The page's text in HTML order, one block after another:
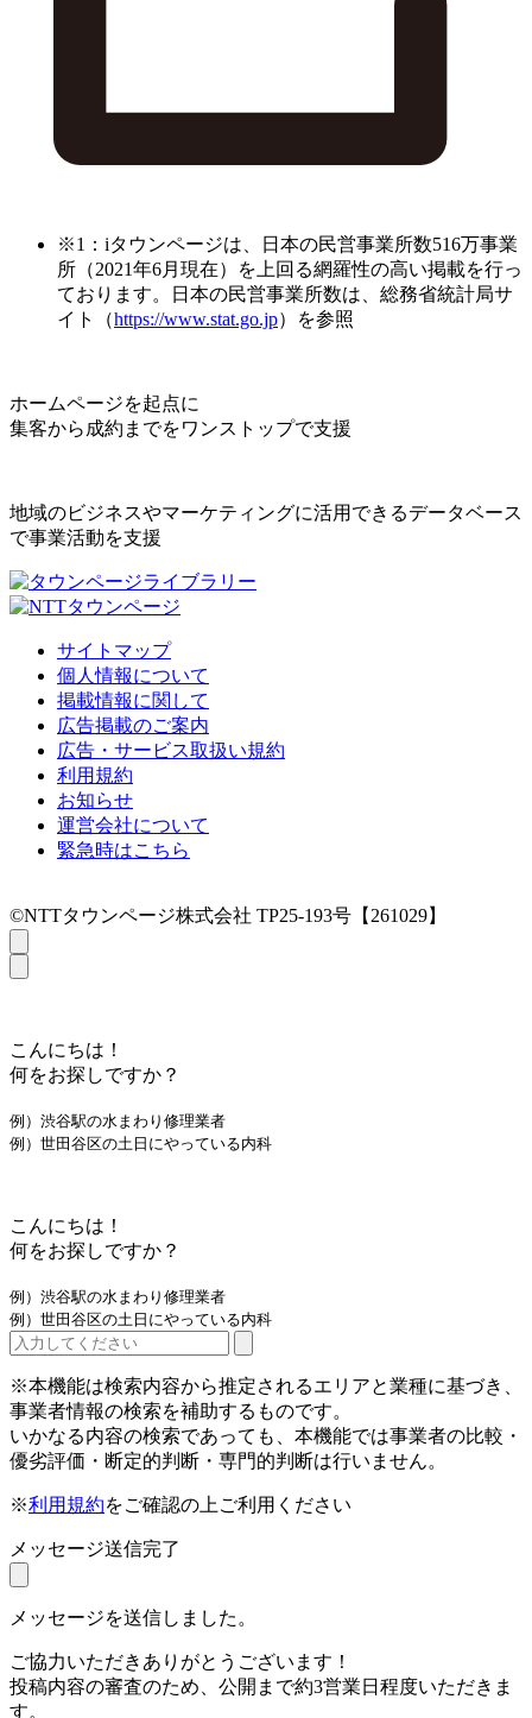
※1：iタウンページは、日本の民営事業所数516万事業
所（2021年6月現在）を上回る網羅性の高い掲載を行っ
ております。日本の民営事業所数は、総務省統計局サ
イト（https://www.stat.go.jp）を参照
ホームページを起点に
集客から成約までをワンストップで支援
地域のビジネスやマーケティングに活用できるデータベース
で事業活動を支援
サイトマップ
個人情報について
掲載情報に関して
広告掲載のご案内
広告・サービス取扱い規約
利用規約
お知らせ
運営会社について
緊急時はこちら
©NTTタウンページ株式会社 TP25-193号【261029】
こんにちは！
何をお探しですか？
例）渋谷駅の水まわり修理業者
例）世田谷区の土日にやっている内科
こんにちは！
何をお探しですか？
例）渋谷駅の水まわり修理業者
例）世田谷区の土日にやっている内科
※本機能は検索内容から推定されるエリアと業種に基づき、
事業者情報の検索を補助するものです。
いかなる内容の検索であっても、本機能では事業者の比較・
優劣評価・断定的判断・専門的判断は行いません。
※利用規約をご確認の上ご利用ください
メッセージ送信完了
メッセージを送信しました。
ご協力いただきありがとうございます！
投稿内容の審査のため、公開まで約3営業日程度いただきま
す。